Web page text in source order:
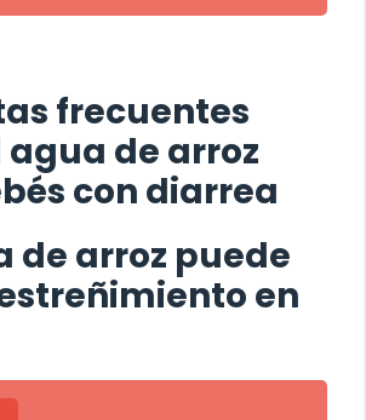
frecuentes
agua de arroz
con diarrea
de arroz puede
en